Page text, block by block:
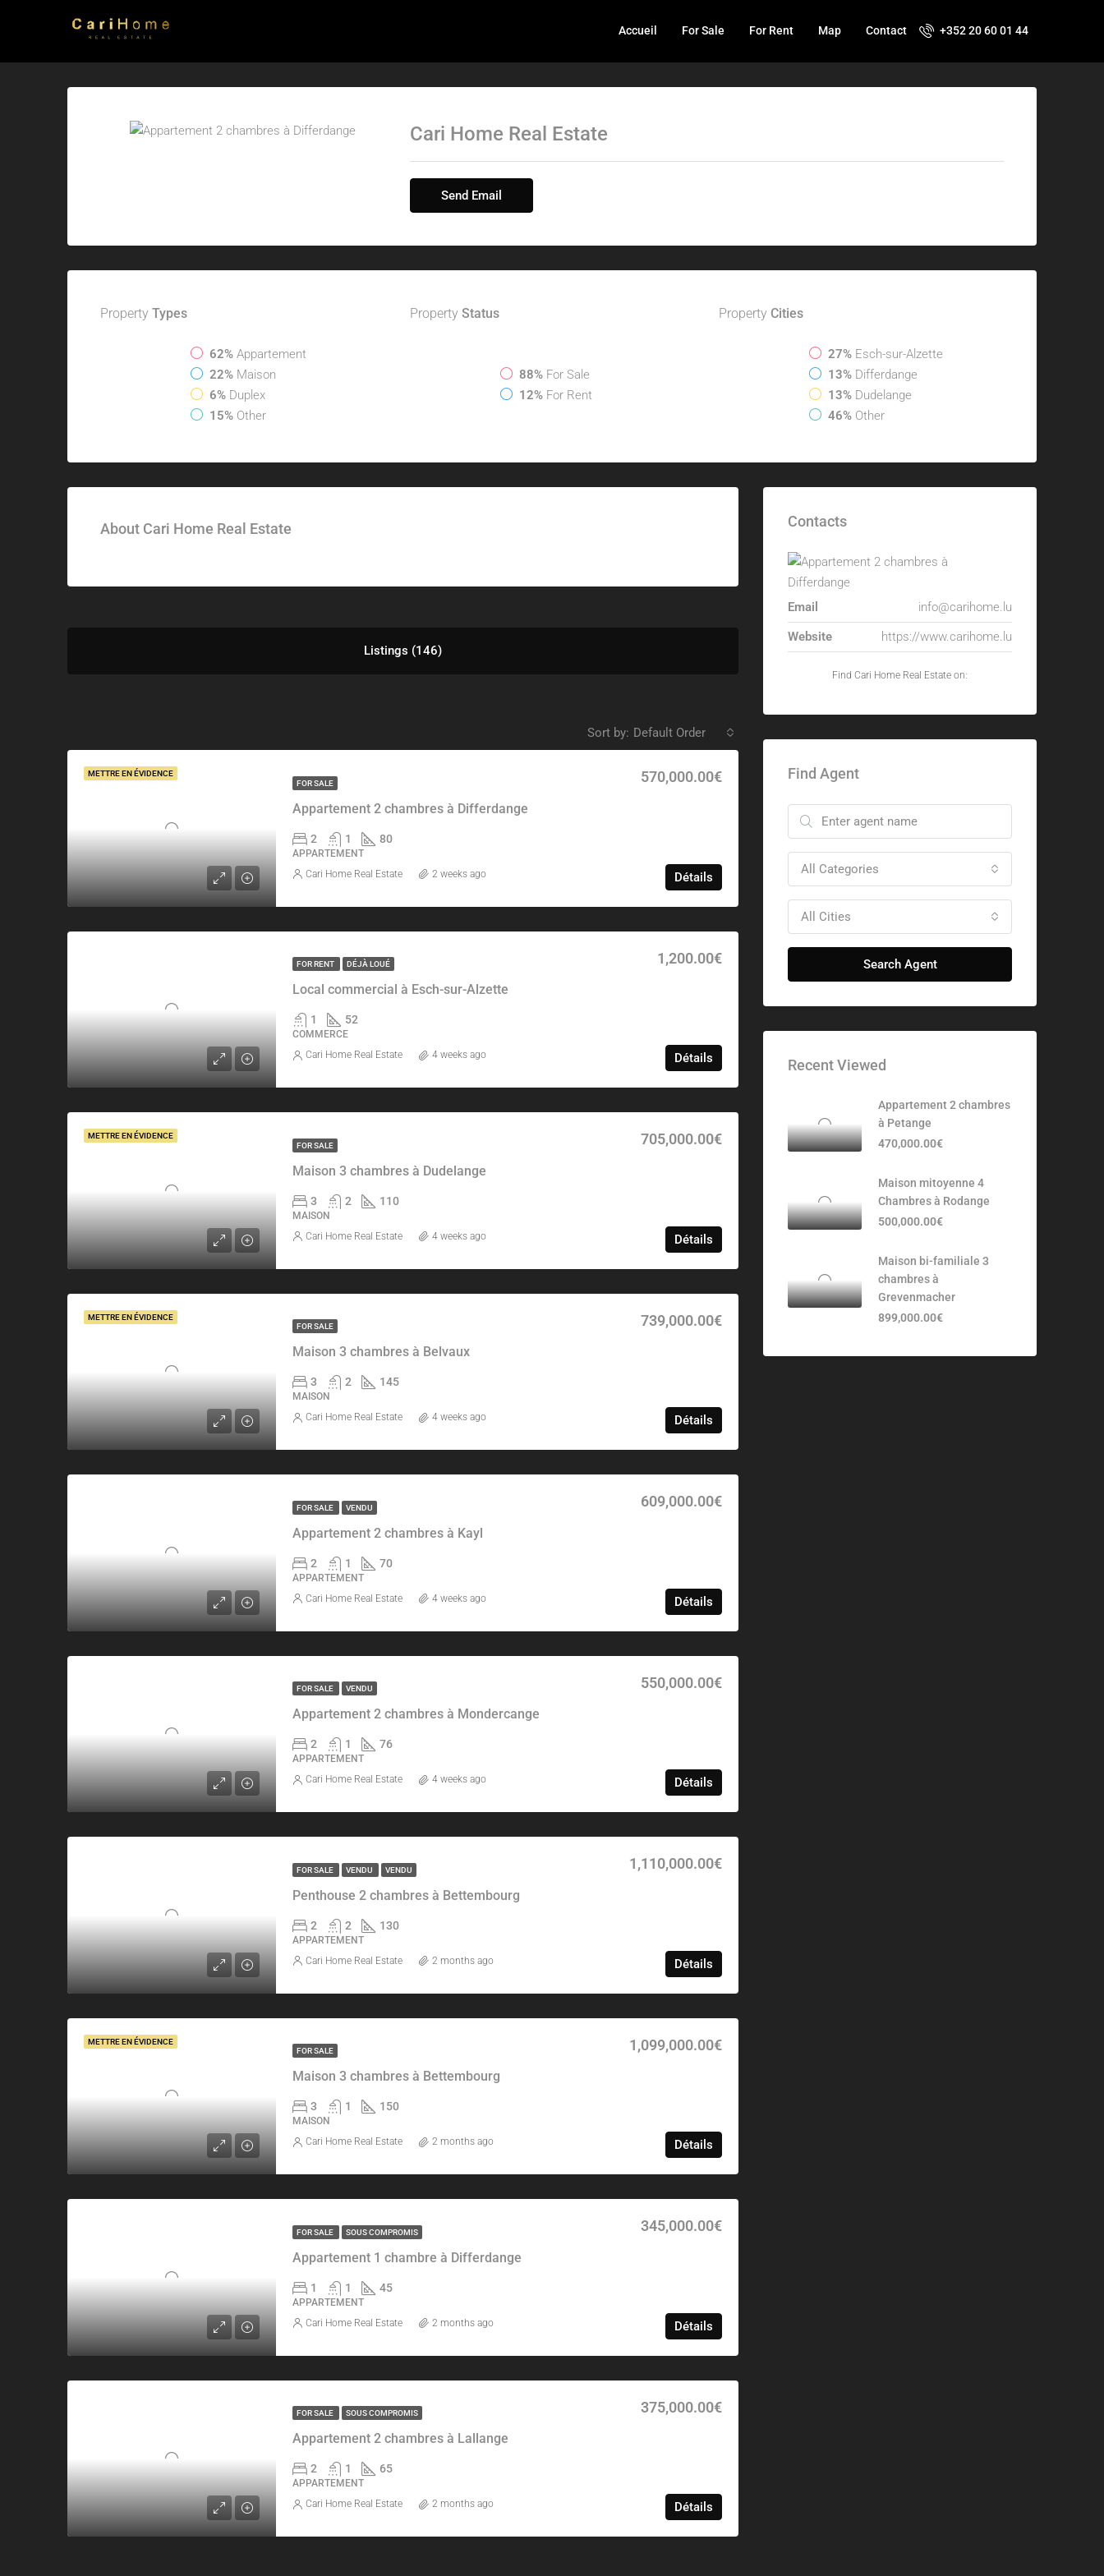
Accueil For Sale For Rent Map Contact +352 20 60 01 44
Cari Home Real Estate
Send Email
Property Types
62% Appartement
22% Maison
6% Duplex
15% Other
Property Status
88% For Sale
12% For Rent
Property Cities
27% Esch-sur-Alzette
13% Differdange
13% Dudelange
46% Other
About Cari Home Real Estate
Listings (146)
Sort by: Default Order
METTRE EN ÉVIDENCE
FOR SALE
Appartement 2 chambres à Differdange
570,000.00€
2 1 80
APPARTEMENT
Détails
Cari Home Real Estate 2 weeks ago
FOR RENT DÉJÀ LOUÉ
Local commercial à Esch-sur-Alzette
1,200.00€
1 52
COMMERCE
Détails
Cari Home Real Estate 4 weeks ago
METTRE EN ÉVIDENCE
FOR SALE
Maison 3 chambres à Dudelange
705,000.00€
3 2 110
MAISON
Détails
Cari Home Real Estate 4 weeks ago
METTRE EN ÉVIDENCE
FOR SALE
Maison 3 chambres à Belvaux
739,000.00€
3 2 145
MAISON
Détails
Cari Home Real Estate 4 weeks ago
FOR SALE VENDU
Appartement 2 chambres à Kayl
609,000.00€
2 1 70
APPARTEMENT
Détails
Cari Home Real Estate 4 weeks ago
FOR SALE VENDU
Appartement 2 chambres à Mondercange
550,000.00€
2 1 76
APPARTEMENT
Détails
Cari Home Real Estate 4 weeks ago
FOR SALE VENDU VENDU
Penthouse 2 chambres à Bettembourg
1,110,000.00€
2 2 130
APPARTEMENT
Détails
Cari Home Real Estate 2 months ago
METTRE EN ÉVIDENCE
FOR SALE
Maison 3 chambres à Bettembourg
1,099,000.00€
3 1 150
MAISON
Détails
Cari Home Real Estate 2 months ago
FOR SALE SOUS COMPROMIS
Appartement 1 chambre à Differdange
345,000.00€
1 1 45
APPARTEMENT
Détails
Cari Home Real Estate 2 months ago
FOR SALE SOUS COMPROMIS
Appartement 2 chambres à Lallange
375,000.00€
2 1 65
APPARTEMENT
Détails
Cari Home Real Estate 2 months ago
Contacts
Email
info@carihome.lu
Website
https://www.carihome.lu
Find Cari Home Real Estate on:
Find Agent
All Categories
All Cities
Search Agent
Recent Viewed
Appartement 2 chambres
à Petange
470,000.00€
Maison mitoyenne 4
Chambres à Rodange
500,000.00€
Maison bi-familiale 3
chambres à
Grevenmacher
899,000.00€